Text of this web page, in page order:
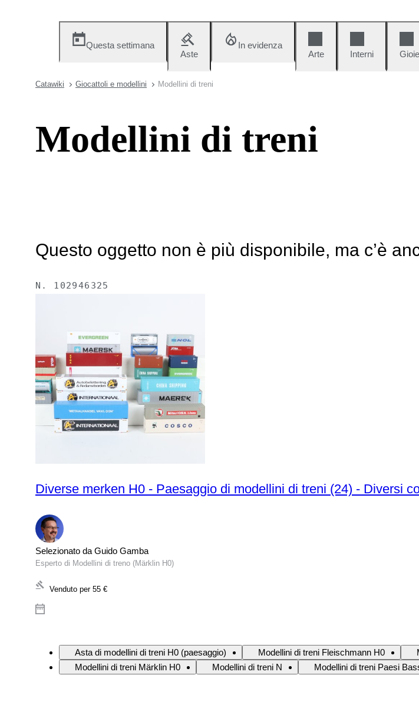
Questa settimana
Aste
In evidenza
Arte
Interni
Catawiki Giocattoli e modellini Modellini di treni
Modellini di treni
Questo oggetto non è più disponibile, ma c’è
N. 102946325
Diverse merken H0 - Paesaggio di modellini di treni (24) - Diversi
Selezionato da Guido Gamba
Esperto di Modellini di treno (Märklin H0)
Venduto per 55 €
Asta di modellini di treni H0 (paesaggio) Modellini di treni Fleischmann H0
Modellini di treni Märklin H0
Modellini di treni N Modellini di treni Paesi